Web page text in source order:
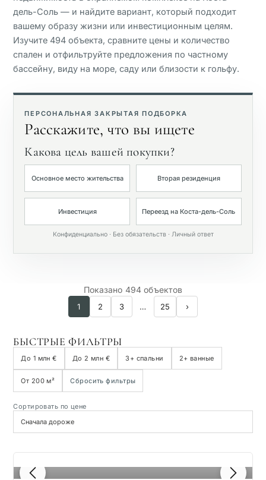
Вид на поле для гольфа
Частный сад
Первая линия гольфа
Эксклюзивные
дель-Соль — и найдите вариант, который подходит
вашему образу жизни или инвестиционным целям.
Изучите 494 объекта, сравните цены и количество
спален и отфильтруйте предложения по частному
бассейну, виду на море, саду или близости к гольфу.
ПЕРСОНАЛЬНАЯ ЗАКРЫТАЯ ПОДБОРКА
Расскажите, что вы ищете
Какова цель вашей покупки?
Основное место жительства Вторая резиденция
Инвестиция Переезд на Коста-дель-Соль
Конфиденциально · Без обязательств · Личный ответ
Показано 494 объектов
1 2 3 … 25 ›
БЫСТРЫЕ ФИЛЬТРЫ
До 1 млн € До 2 млн € 3+ спальни 2+ ванные
От 200 м² Сбросить фильтры
Сортировать по цене
1 / 8